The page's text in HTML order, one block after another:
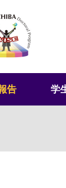
告 学